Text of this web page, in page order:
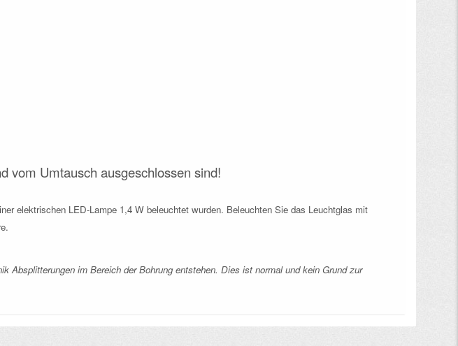
vom Umtausch ausgeschlossen sind!
elektrischen LED-Lampe 1,4 W beleuchtet wurden. Beleuchten Sie das Leuchtglas mit
Absplitterungen im Bereich der Bohrung entstehen. Dies ist normal und kein Grund zur